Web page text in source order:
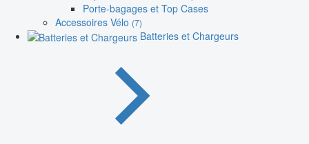
Porte-bagages et Top Cases
Accessoires Vélo (7)
Batteries et Chargeurs